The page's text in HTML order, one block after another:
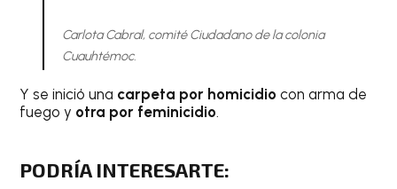
Carlota Cabral, comité Ciudadano de la colonia
Cuauhtémoc.
Y se inició una carpeta por homicidio con arma de
fuego y otra por feminicidio.
PODRÍA INTERESARTE: